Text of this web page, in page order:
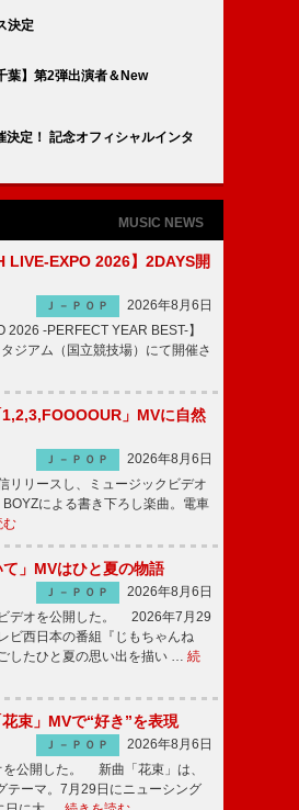
決定
葉】第2弾出演者＆New
定！ 記念オフィシャルインタ
MUSIC NEWS
LIVE-EXPO 2026】2DAYS開
Ｊ－ＰＯＰ
2026年8月6日
-PERFECT YEAR BEST-】
ジアム（国立競技場）にて開催さ
」MVに自然
Ｊ－ＰＯＰ
2026年8月6日
リリースし、ミュージックビデオ
による書き下ろし楽曲。電車
む
」MVはひと夏の物語
Ｊ－ＰＯＰ
2026年8月6日
デオを公開した。 2026年7月29
ビ西日本の番組『じもちゃんね
したひと夏の思い出を描い … 続
束」MVで“好き”を表現
Ｊ－ＰＯＰ
2026年8月6日
公開した。 新曲「花束」は、
テーマ。7月29日にニューシング